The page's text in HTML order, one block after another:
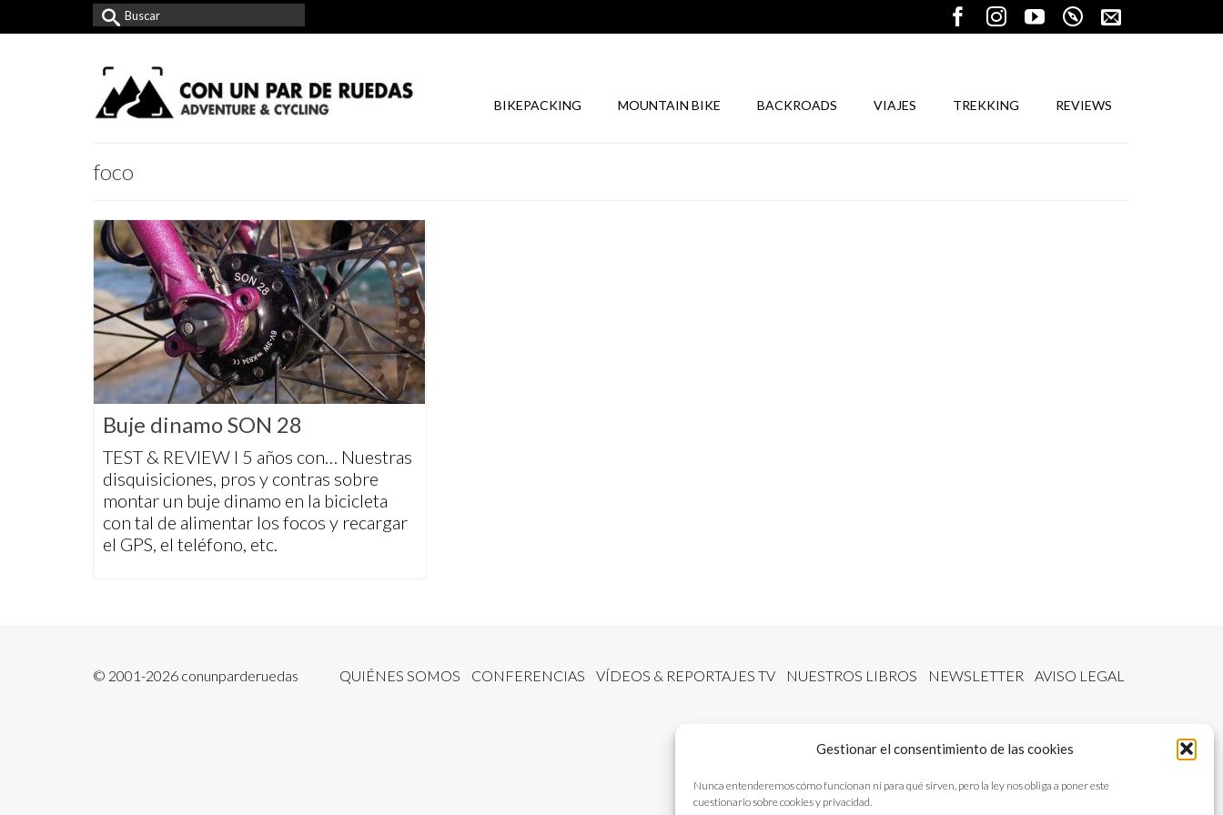
Gestionar el consentimiento de las cookies
Nunca entenderemos cómo funcionan ni para qué sirven, pero la ley nos obliga a poner este
cuestionario sobre cookies y privacidad.
Buscar
por:
BIKEPACKING MOUNTAIN BIKE BACKROADS VIAJES TREKKING REVIEWS
foco
Buje dinamo SON 28
TEST & REVIEW I 5 años con… Nuestras
disquisiciones, pros y contras sobre
montar un buje dinamo en la bicicleta
con tal de alimentar los focos y recargar
el GPS, el teléfono, etc.
QUIÉNES SOMOS CONFERENCIAS VÍDEOS & REPORTAJES TV NUESTROS LIBROS NEWSLETTER AVISO LEGAL
© 2001-2026 conunparderuedas